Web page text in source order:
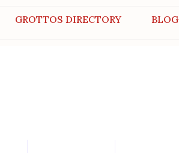
GROTTOS DIRECTORY BLOG